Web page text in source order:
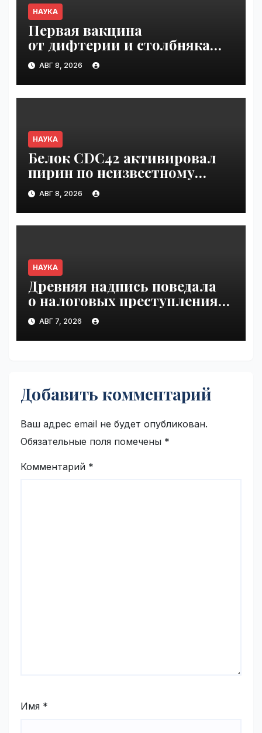
НАУКА
Первая вакцина
от дифтерии и столбняка
с хранением без
холодильника прошла
первую фазу испытаний |
VseTime.ru
АВГ 8, 2026
НАУКА
Белок CDC42 активировал
пирин по неизвестному
ранее механизму | VseTime.ru
АВГ 8, 2026
НАУКА
Древняя надпись поведала
о налоговых преступлениях |
VseTime.ru
АВГ 7, 2026
Добавить комментарий
Ваш адрес email не будет опубликован.
Обязательные поля помечены *
Комментарий *
Имя *